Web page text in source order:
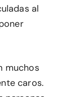
al
muchos
caros.